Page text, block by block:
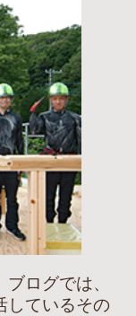
ログでは、
しているその